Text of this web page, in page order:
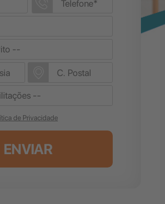
de Privacidade
ENVIAR